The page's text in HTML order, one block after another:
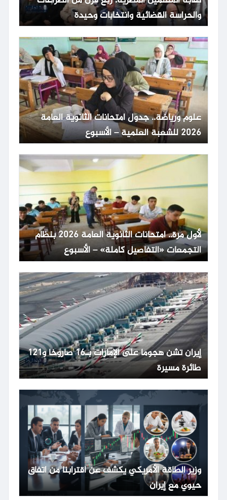
والحراسة القضائية وانتخابات وحيدة
علوم ورياضة.. جدول امتحانات الثانوية العامة
2026 للشعبة العلمية – الأسبوع
لأول مرة.. امتحانات الثانوية العامة 2026 بنظام
التجمعات «التفاصيل كاملة» – الأسبوع
إيران تشن هجوما على الإمارات بـ16 صاروخا و121
طائرة مسيرة
وزير الطاقة الأمريكي يكشف عن اقترابنا من اتفاق
حيوي مع إيران